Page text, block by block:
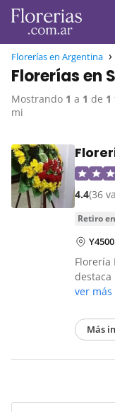
Florerías en Argentina
Florerías en
Mostrando 1 a 1 de 1
mi
4.4(36
retiro
Florería
ver más
Más